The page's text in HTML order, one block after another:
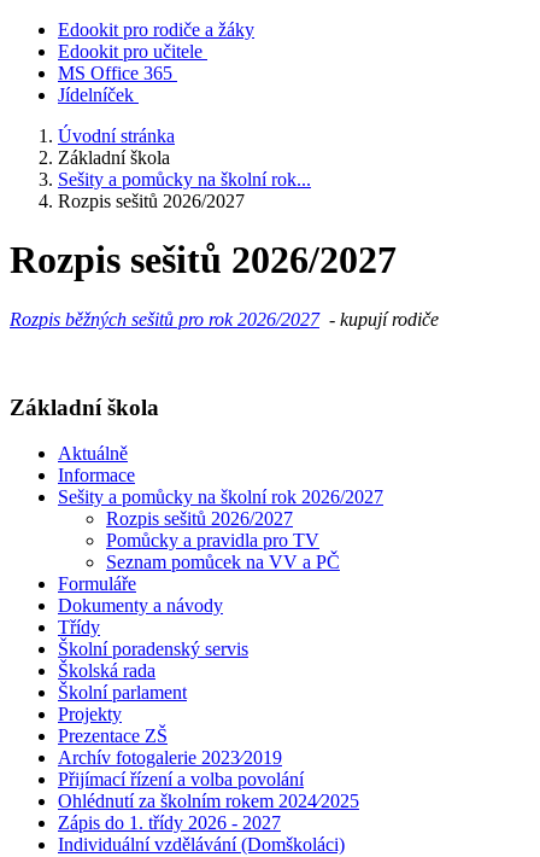
Edookit pro rodiče a žáky
Edookit pro učitele
MS Office 365
Jídelníček
Úvodní stránka
Základní škola
Sešity a pomůcky na školní rok...
Rozpis sešitů 2026/2027
Rozpis sešitů 2026/2027
Rozpis běžných sešitů pro rok 2026/2027- kupují rodiče
Základní škola
Aktuálně
Informace
Sešity a pomůcky na školní rok 2026/2027
Rozpis sešitů 2026/2027
Pomůcky a pravidla pro TV
Seznam pomůcek na VV a PČ
Formuláře
Dokumenty a návody
Třídy
Školní poradenský servis
Školská rada
Školní parlament
Projekty
Prezentace ZŠ
Archív fotogalerie 2023⁄2019
Přijímací řízení a volba povolání
Ohlédnutí za školním rokem 2024⁄2025
Zápis do 1. třídy 2026 - 2027
Individuální vzdělávání (Domškoláci)